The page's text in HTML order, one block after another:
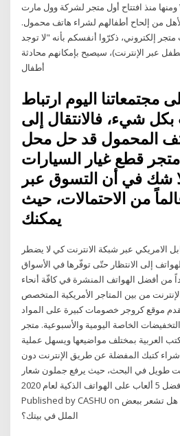
ومنها منذ افتتاح أول متجر لشركة وول مارت Walmart 9 كانون الثاني
يعاني الأهل من إلحاح أطفالهم لشراء هاتف محمول.
إلكتروني، ذكرّوا أنفسكم بأنه "لا توجد
عبر الإنترنت)، سيصبح بإمكانهم محادثة
أطفال
مجتمعاتنا اليوم ارتباط
بكل شيء، فالانتقال إلى
المحمول قد حل محل
متجر قطع غيار السيارات
شك في أن التسوق عبر
من الاحتمالات، حيث
يمكنك
الامريكي عبر شبكة الانترنت كي لا يضطر
إلى الانتظار حتّى توفّرها في الأسواق
من أفضل الهواتف المنشرة في كافّة أنحاء
من بين المتاجر الأمريكية المتخصص
موقع كروجر خصومات كبيرة على المواد
الخاصة اليومية والأسبوعية. متجر
العربية بمختلف مواضيعها ويسهل عملية
كتبك المفضلة عن طريق الإنترنت دون
طويل في البحث، حيث يرفع جملون شعار
(كتابك إلى لبابك أفضل 5 ألعاب على الهواتف الذكية لعام 2020
Published by CASHU on مايو 10, 2020 مايو 10, 2020 هل تشعر ببعض
الملل في بيتك؟